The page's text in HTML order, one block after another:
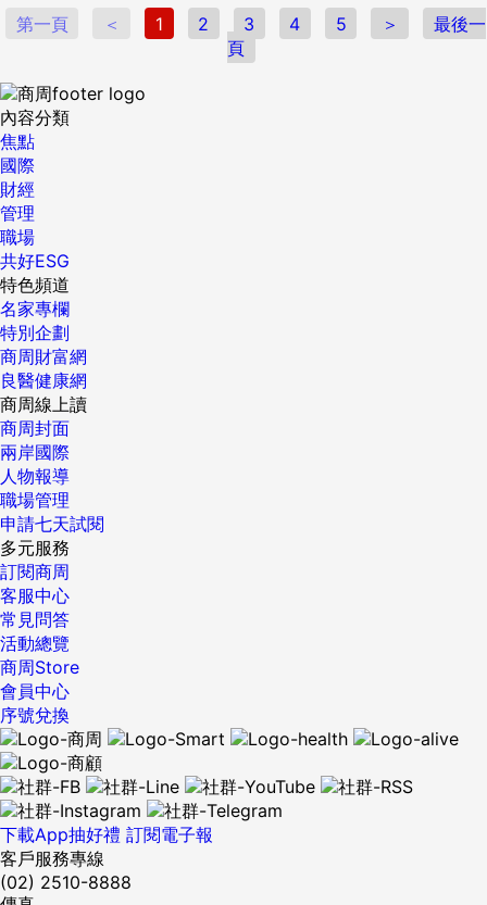
一動不動，就會從天而降，很多時候需要先好好經營自己。在
職場有工作實力是基本，而待人處事的細緻成熟則是通往夢想
舞台的加速器；當大家在做同一件事，即使是辦公室內交換禮
物，這種與工作無直接關係的小事，都願意比別人在細節上用
心，盡量在有限範圍中將同事期望值與興奮度最大化，這何嘗
不是一種成本效益，更是一種讓人可以見微知著的覺察力展
現。 ＊本文透過「方格子直送計劃」合作轉載，原文：年末辦
公室交換禮物，人際地雷與製造人緣的兩面刃！？ 責任編輯：
第一頁 ＜ 1 2 3 4 5 ＞
最後一
頁
內容分類
焦點
國際
財經
管理
職場
共好ESG
特色頻道
名家專欄
特別企劃
商周財富網
良醫健康網
商周線上讀
商周封面
兩岸國際
人物報導
職場管理
申請七天試閱
多元服務
訂閱商周
客服中心
常見問答
活動總覽
商周Store
會員中心
序號兌換
下載App抽好禮 訂閱電子報
客戶服務專線
(02) 2510-8888